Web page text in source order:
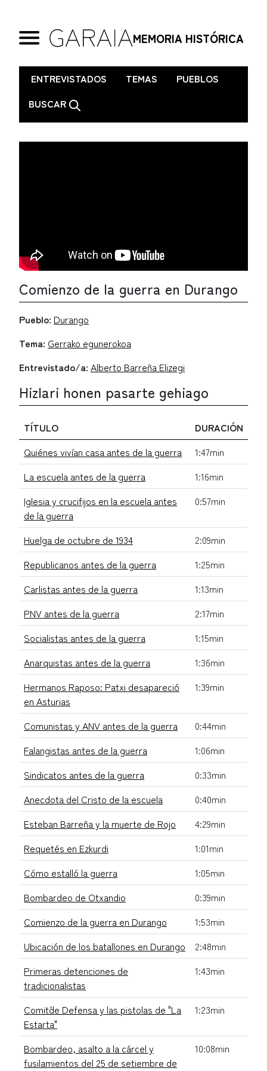
MEMORIA HISTÓRICA
. ENTREVISTADOS TEMAS
PUEBLOS
BUSCAR
Comienzo de la guerra en Durango
Pueblo: Durango
Tema: Gerrako egunerokoa
Entrevistado/a: Alberto Barreña Elizegi
Hizlari honen pasarte gehiago
TÍTULO
DURACIÓN
Quiénes vivían casa antes de la guerra
1:47min
La escuela antes de la guerra
1:16min
Iglesia y crucifijos en la escuela antes
de la guerra
0:57min
Huelga de octubre de 1934
2:09min
Republicanos antes de la guerra
1:25min
Carlistas antes de la guerra
1:13min
PNV antes de la guerra
2:17min
Socialistas antes de la guerra
1:15min
Anarquistas antes de la guerra
1:36min
Hermanos Raposo: Patxi desapareció
en Asturias
1:39min
Comunistas y ANV antes de la guerra
0:44min
Falangistas antes de la guerra
1:06min
Sindicatos antes de la guerra
0:33min
Anecdota del Cristo de la escuela
0:40min
Esteban Barreña y la muerte de Rojo
4:29min
Requetés en Ezkurdi
1:01min
Cómo estalló la guerra
1:05min
Bombardeo de Otxandio
0:39min
Comienzo de la guerra en Durango
1:53min
Ubicación de los batallones en Durango
2:48min
Primeras detenciones de
tradicionalistas
1:43min
Comit´de Defensa y las pistolas de "La
Estarta"
1:23min
Bombardeo, asalto a la cárcel y
fusilamientos del 25 de setiembre de
10:08min